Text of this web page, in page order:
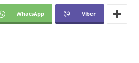
WhatsApp Viber